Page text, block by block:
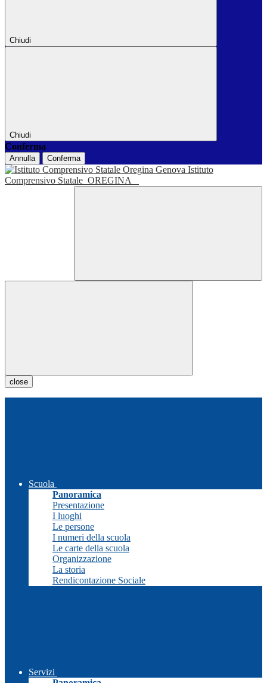
Chiudi
Chiudi
Conferma
Annulla Conferma
Istituto
Comprensivo Statale OREGINA
close
Scuola
Panoramica
Presentazione
I luoghi
Le persone
I numeri della scuola
Le carte della scuola
Organizzazione
La storia
Rendicontazione Sociale
Servizi